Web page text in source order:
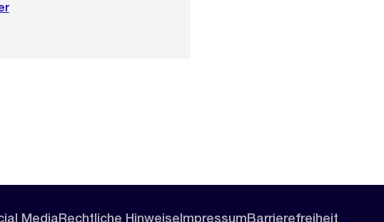
MediaRechtliche HinweiseImpressumBarrierefreiheit